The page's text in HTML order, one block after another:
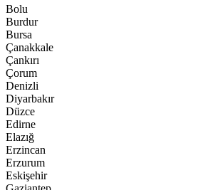
Bolu
Burdur
Bursa
Çanakkale
Çankırı
Çorum
Denizli
Diyarbakır
Düzce
Edirne
Elazığ
Erzincan
Erzurum
Eskişehir